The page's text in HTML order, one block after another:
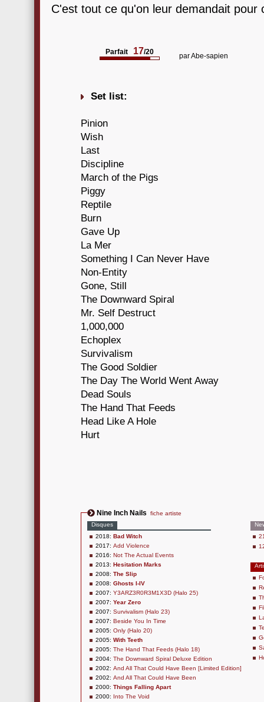
C'est tout ce qu'on leur demandait pour
Parfait 17/20 parAbe-sapien
Set list:
Pinion
Wish
Last
Discipline
March of the Pigs
Piggy
Reptile
Burn
Gave Up
La Mer
Something I Can Never Have
Non-Entity
Gone, Still
The Downward Spiral
Mr. Self Destruct
1,000,000
Echoplex
Survivalism
The Good Soldier
The Day The World Went Away
Dead Souls
The Hand That Feeds
Head Like A Hole
Hurt
Nine Inch Nails
fiche artiste
Disques
2018: Bad Witch
2017: Add Violence
2016: Not The Actual Events
2013: Hesitation Marks
2008: The Slip
2008: Ghosts I-IV
2007: Y3ARZ3R0R3M1X3D (Halo 25)
2007: Year Zero
2007: Survivalism (Halo 23)
2007: Beside You In Time
2005: Only (Halo 20)
2005: With Teeth
2005: The Hand That Feeds (Halo 18)
2004: The Downward Spiral Deluxe Edition
2002: And All That Could Have Been [Limited Edition]
2002: And All That Could Have Been
2000: Things Falling Apart
2000: Into The Void